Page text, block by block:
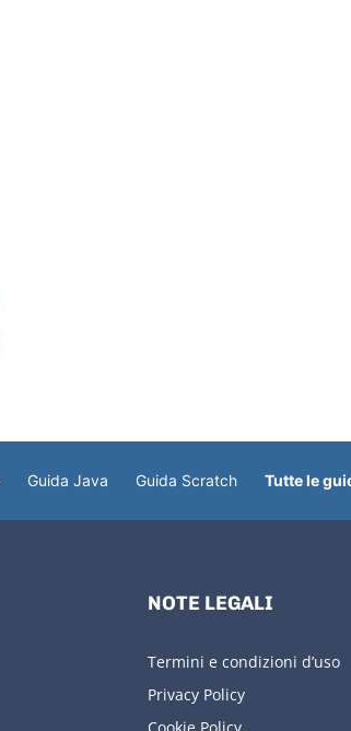
Guida Java Guida Scratch Tutte le
NOTE LEGALI
Termini e condizioni d’uso
Privacy Policy